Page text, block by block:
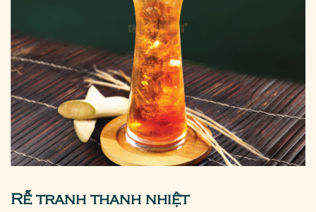
Rễ tranh thanh nhiệt